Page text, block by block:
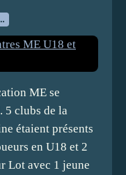
ME se
5 clubs de la
étaient présents
en U18 et 2
Lot avec 1 jeune